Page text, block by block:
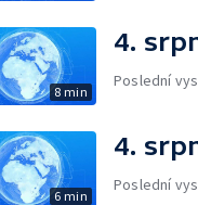
8 min
4.
Poslední
6 min
4.
Poslední